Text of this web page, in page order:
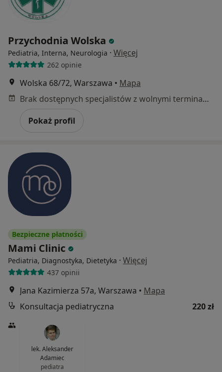
Przychodnia Wolska
Pediatria, Interna, Neurologia · Więcej
262 opinie
Wolska 68/72, Warszawa • Mapa
Brak dostępnych specjalistów z wolnymi terminami w tym centrum medycznym.
Pokaż profil
Bezpieczne płatności
Mami Clinic
Pediatria, Diagnostyka, Dietetyka · Więcej
437 opinii
Jana Kazimierza 57a, Warszawa • Mapa
Konsultacja pediatryczna
220 zł
lek. Aleksander
Adamiec
pediatra